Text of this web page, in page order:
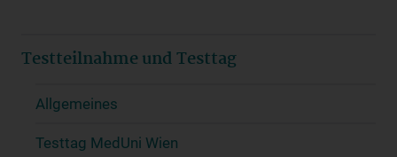
Testteilnahme und Testtag
Allgemeines
Testtag MedUni Wien